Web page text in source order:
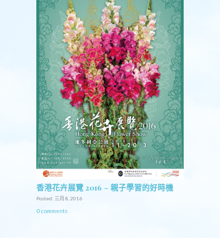
香港花卉展覽 2016 ~ 親子學習的好時機
Posted: 三月 8, 2016
0 comments